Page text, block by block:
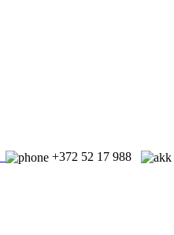
+372 52 17 988